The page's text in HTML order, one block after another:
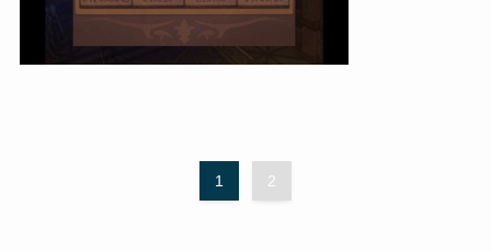
1 2